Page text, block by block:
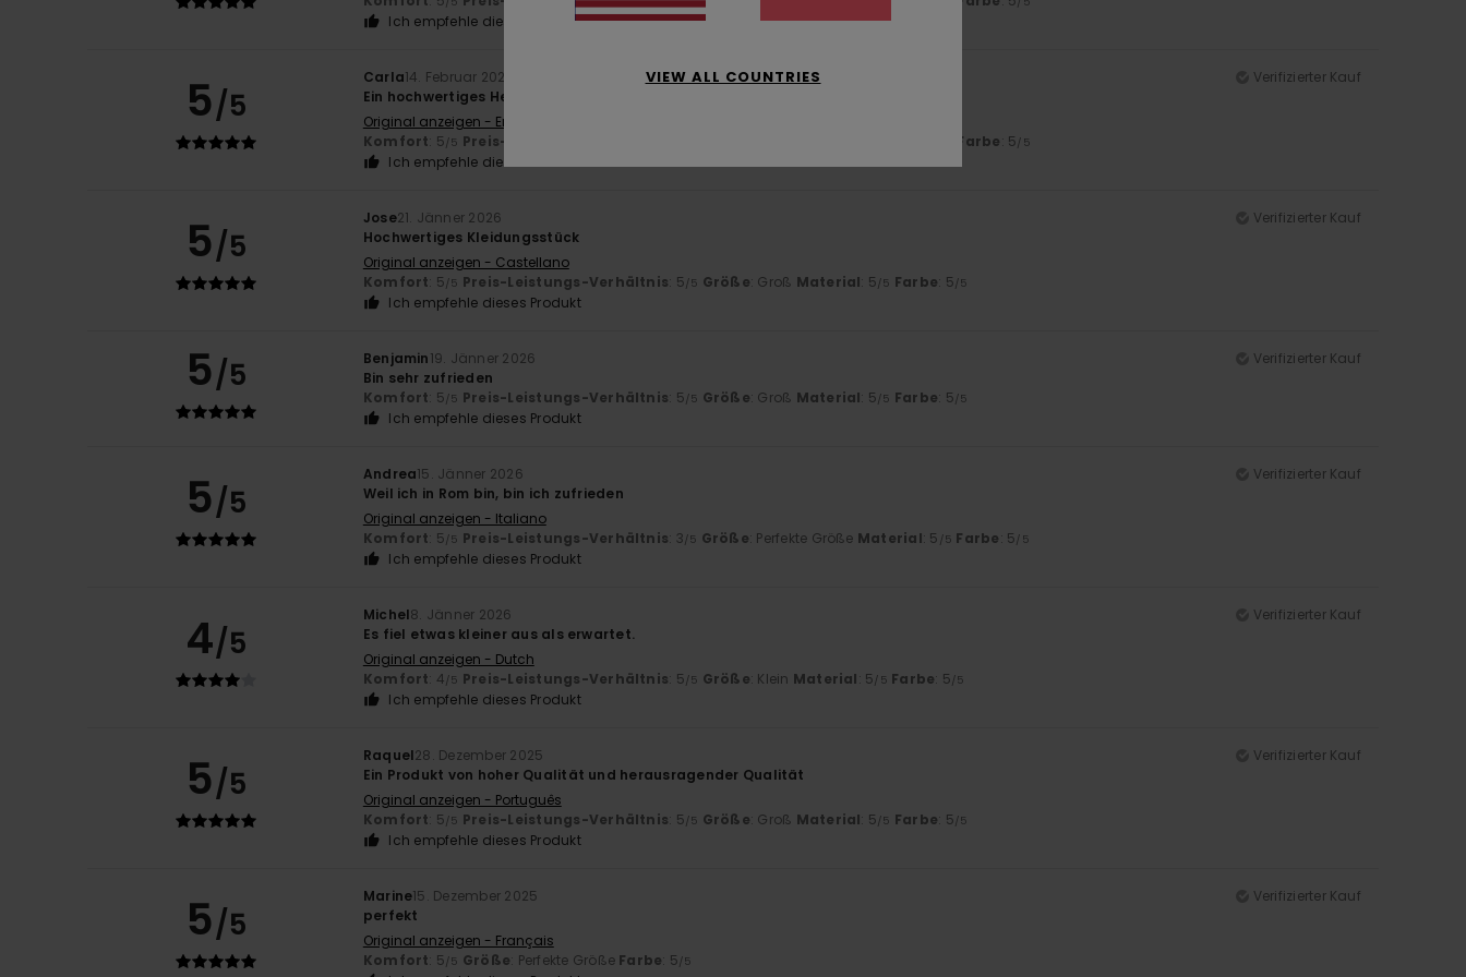
Ich empfehle dieses Produkt
5/5
Carla14. Februar 2026
Verifizierter Kauf
Ein hochwertiges Hemd aus Cord. Schöne Farbe.
Original anzeigen - English
Komfort: 5/5 Preis-Leistungs-Verhältnis Farbe: 5/5
Ich empfehle dieses Produkt
5/5
Jose21. Jänner 2026
Verifizierter Kauf
Hochwertiges Kleidungsstück
Original anzeigen - Castellano
Komfort: 5/5 Preis-Leistungs-Verhältnis: 5/5 Größe: Groß Material: 5/5 Farbe: 5/5
Ich empfehle dieses Produkt
5/5 Benjamin19. Jänner 2026
Verifizierter Kauf
Bin sehr zufrieden
Komfort: 5/5 Preis-Leistungs-Verhältnis: 5/5 Größe: Groß Material: 5/5 Farbe: 5/5
Ich empfehle dieses Produkt
5/5
Andrea15. Jänner 2026
Verifizierter Kauf
Weil ich in Rom bin, bin ich zufrieden
Original anzeigen - Italiano
Komfort: 5/5 Preis-Leistungs-Verhältnis: 3/5 Größe: Perfekte Größe Material: 5 /5 Farbe: 5/5
Ich empfehle dieses Produkt
4/5
Michel8. Jänner 2026
Verifizierter Kauf
Es fiel etwas kleiner aus als erwartet.
Original anzeigen - Dutch
Komfort: 4/5 Preis-Leistungs-Verhältnis: 5/5 Größe: Klein Material: 5/5 Farbe: 5/5
Ich empfehle dieses Produkt
5/5
Raquel28. Dezember 2025
Verifizierter Kauf
Ein Produkt von hoher Qualität und herausragender Qualität
Original anzeigen - Português
Komfort: 5/5 Preis-Leistungs-Verhältnis: 5/5 Größe: Groß Material: 5/5 Farbe: 5/5
Ich empfehle dieses Produkt
5/5
Marine15. Dezember 2025
Verifizierter Kauf
perfekt
Original anzeigen - Français
Komfort: 5/5 Größe: Perfekte Größe Farbe: 5/5
VIEW ALL COUNTRIES